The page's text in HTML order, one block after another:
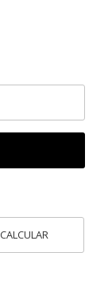
CALCULAR